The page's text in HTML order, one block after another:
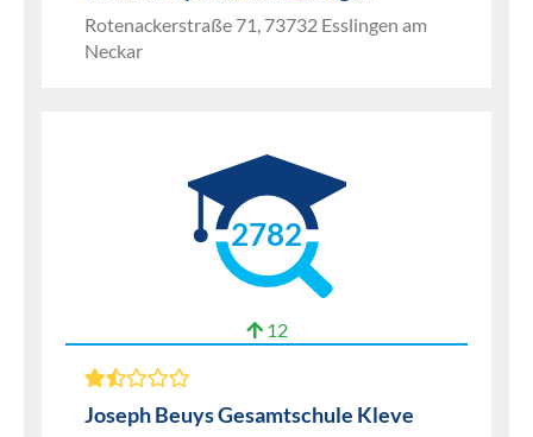
Rotenackerstraße 71, 73732 Esslingen am
Neckar
2782
12
Joseph Beuys Gesamtschule Kleve